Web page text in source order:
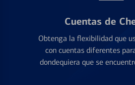
Cuentas de
Obtenga la flexibilidad que
con cuentas diferentes
dondequiera que se